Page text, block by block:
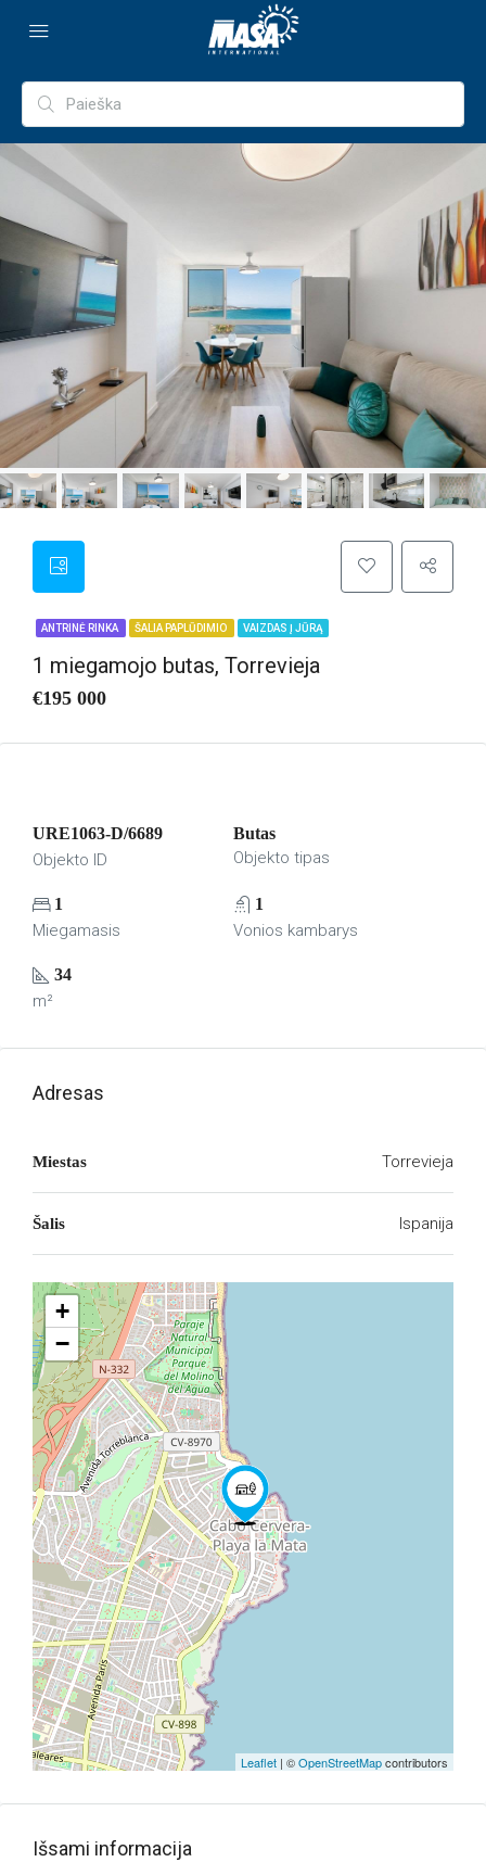
ANTRINĖ RINKA ŠALIA PAPLŪDIMIO VAIZDAS Į JŪRĄ
1 miegamojo butas, Torrevieja
€195 000
URE1063-D/6689
Objekto ID
Butas
Objekto tipas
1
Miegamasis
1
Vonios kambarys
34
m²
Adresas
Miestas Torrevieja
Šalis Ispanija
+
−
Leaflet | ©OpenStreetMapcontributors
Išsami informacija